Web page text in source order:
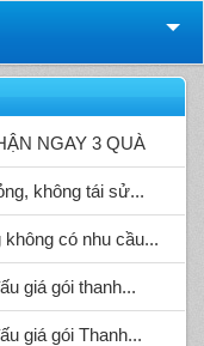
NGAY 3 QUÀ
không tái sử...
có nhu cầu...
giá gói thanh...
giá gói Thanh...